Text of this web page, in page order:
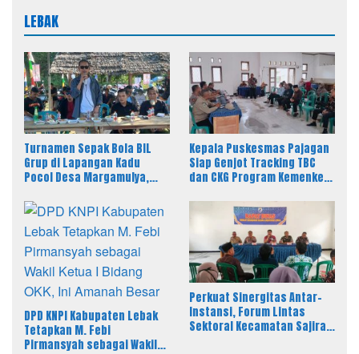
LEBAK
Turnamen Sepak Bola BIL
Grup di Lapangan Kadu
Pocol Desa Margamulya,
Jayabaya
Kepala Puskesmas Pajagan
Siap Genjot Tracking TBC
dan CKG Program Kemenkes
DPD KNPI Kabupaten Lebak
Tetapkan M. Febi
Pirmansyah sebagai Wakil
Perkuat Sinergitas Antar-
Instansi, Forum Lintas
Sektoral Kecamatan Sajira